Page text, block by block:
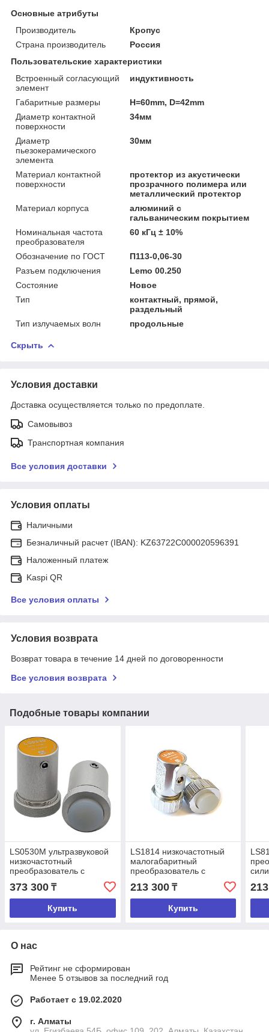
Основные атрибуты
Производитель
Кропус
Страна производитель
Россия
Пользовательские характеристики
Встроенный согласующий
элемент
индуктивность
Габаритные размеры
H=60mm, D=42mm
Диаметр контактной
поверхности
34мм
Диаметр
пьезокерамического
элемента
30мм
Материал контактной
поверхности
протектор из акустически
прозрачного полимера или
металлический протектор
Материал корпуса
алюминий с
гальваническим покрытием
Номинальная частота
преобразователя
60 кГц ± 10%
Обозначение по ГОСТ
П113-0,06-30
Разъем подключения
Lemo 00.250
Состояние
Новое
Тип
контактный, прямой,
раздельный
Тип излучаемых волн
продольные
Скрыть
Условия доставки
Доставка осуществляется только по предоплате.
Самовывоз
Транспортная компания
Все условия доставки
Условия оплаты
Наличными
Безналичный расчет (IBAN): KZ63722C000020596391
Наложенный платеж
Kaspi QR
Все условия оплаты
Условия возврата
Возврат товара в течение 14 дней по договоренности
Все условия возврата
Подобные товары компании
LS0530М ультразвуковой
низкочастотный
преобразователь с
металлическим
протектором
373 300 ₸
Купить
LS1814 низкочастотный
малогабаритный
преобразователь с
силиконовым протектором
213 300₸
Купить
О нас
Рейтинг не сформирован
Менее 5 отзывов за последний год
Работает с 19.02.2020
г. Алматы